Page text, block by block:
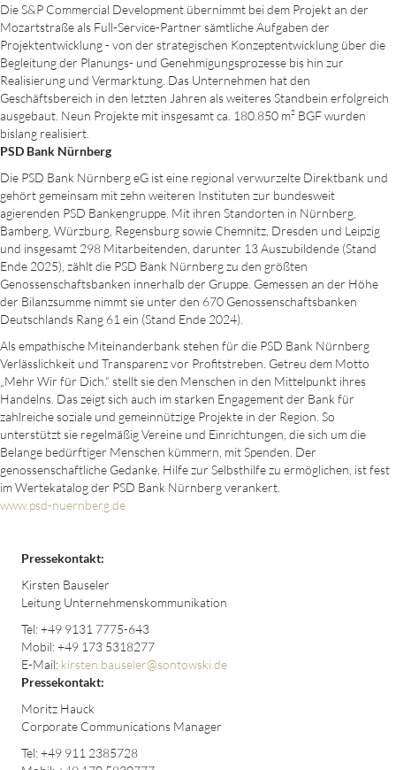
Die S&P Commercial Development übernimmt bei dem Projekt an der
Mozartstraße als Full-Service-Partner sämtliche Aufgaben der
Projektentwicklung - von der strategischen Konzeptentwicklung über die
Begleitung der Planungs- und Genehmigungsprozesse bis hin zur
Realisierung und Vermarktung. Das Unternehmen hat den
Geschäftsbereich in den letzten Jahren als weiteres Standbein erfolgreich
ausgebaut. Neun Projekte mit insgesamt ca. 180.850 m² BGF wurden
bislang realisiert.
PSD Bank Nürnberg
Die PSD Bank Nürnberg eG ist eine regional verwurzelte Direktbank und
gehört gemeinsam mit zehn weiteren Instituten zur bundesweit
agierenden PSD Bankengruppe. Mit ihren Standorten in Nürnberg,
Bamberg, Würzburg, Regensburg sowie Chemnitz, Dresden und Leipzig
und insgesamt 298 Mitarbeitenden, darunter 13 Auszubildende (Stand
Ende 2025), zählt die PSD Bank Nürnberg zu den größten
Genossenschaftsbanken innerhalb der Gruppe. Gemessen an der Höhe
der Bilanzsumme nimmt sie unter den 670 Genossenschaftsbanken
Deutschlands Rang 61 ein (Stand Ende 2024).
Als empathische Miteinanderbank stehen für die PSD Bank Nürnberg
Verlässlichkeit und Transparenz vor Profitstreben. Getreu dem Motto
„Mehr Wir für Dich.“ stellt sie den Menschen in den Mittelpunkt ihres
Handelns. Das zeigt sich auch im starken Engagement der Bank für
zahlreiche soziale und gemeinnützige Projekte in der Region. So
unterstützt sie regelmäßig Vereine und Einrichtungen, die sich um die
Belange bedürftiger Menschen kümmern, mit Spenden. Der
genossenschaftliche Gedanke, Hilfe zur Selbsthilfe zu ermöglichen, ist fest
im Wertekatalog der PSD Bank Nürnberg verankert.
www.psd-nuernberg.de
Pressekontakt:
Kirsten Bauseler
Leitung Unternehmenskommunikation
Tel: +49 9131 7775-643
Mobil: +49 173 5318277
E-Mail: kirsten.bauseler@sontowski.de
Pressekontakt:
Moritz Hauck
Corporate Communications Manager
Tel: +49 911 2385728